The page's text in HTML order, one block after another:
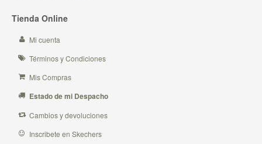
Tienda Online
Mi cuenta
Términos y Condiciones
Mis Compras
Estado de mi Despacho
Cambios y devoluciones
Inscribete en Skechers